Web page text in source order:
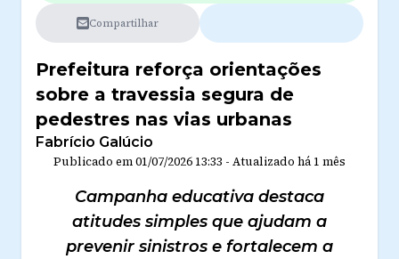
Compartilhar
Prefeitura reforça orientações
sobre a travessia segura de
pedestres nas vias urbanas
Fabrício Galúcio
Publicado em01/07/2026 13:33 - Atualizado há 1 mês
Campanha educativa destaca
atitudes simples que ajudam a
prevenir sinistros e fortalecem a